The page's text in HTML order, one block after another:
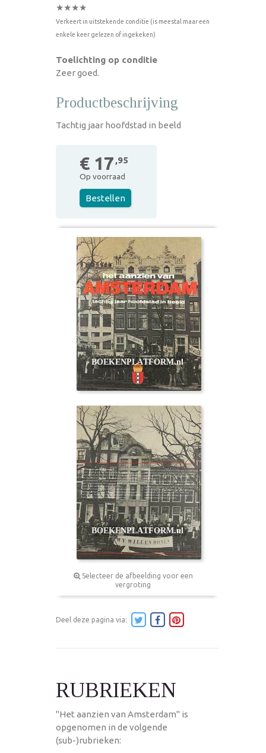
★★★★
Verkeert in uitstekende conditie (is meestal maar een
enkele keer gelezen of ingekeken)
Toelichting op conditie
Zeer goed.
Productbeschrijving
Tachtig jaar hoofdstad in beeld
€ 17 ,95
Op voorraad
Bestellen
Selecteer de afbeelding voor een
vergroting
Deel deze pagina via:
RUBRIEKEN
"Het aanzien van Amsterdam" is
opgenomen in de volgende
(sub-)rubrieken: